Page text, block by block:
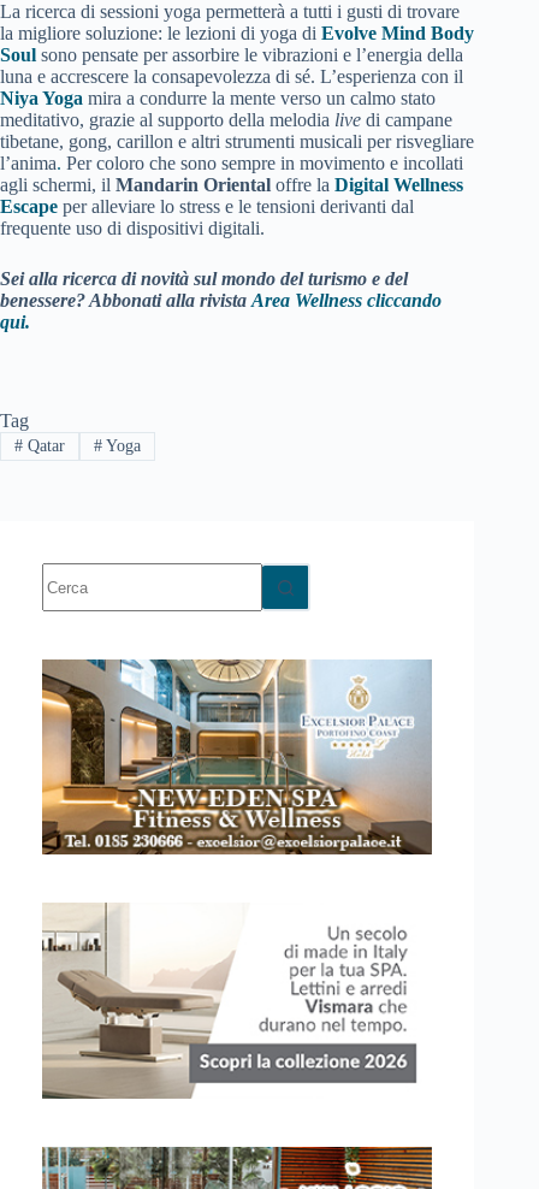
La ricerca di sessioni yoga permetterà a tutti i gusti di trovare
la migliore soluzione: le lezioni di yoga di Evolve Mind Body
Soul sono pensate per assorbire le vibrazioni e l’energia della
luna e accrescere la consapevolezza di sé. L’esperienza con il
Niya Yoga mira a condurre la mente verso un calmo stato
meditativo, grazie al supporto della melodia live di campane
tibetane, gong, carillon e altri strumenti musicali per risvegliare
l’anima. Per coloro che sono sempre in movimento e incollati
agli schermi, il Mandarin Oriental offre la Digital Wellness
Escape per alleviare lo stress e le tensioni derivanti dal
frequente uso di dispositivi digitali.
Sei alla ricerca di novità sul mondo del turismo e del
benessere? Abbonati alla rivista Area Wellness cliccando
qui.
Tag
#Qatar #Yoga
risultato